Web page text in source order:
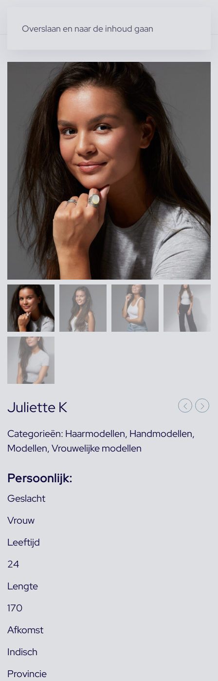
Overslaan en naar de inhoud gaan
Juliette K
Categorieën: Haarmodellen, Handmodellen,
Modellen,Vrouwelijke modellen
Persoonlijk:
Geslacht
Vrouw
Leeftijd
24
Lengte
170
Afkomst
Indisch
Provincie